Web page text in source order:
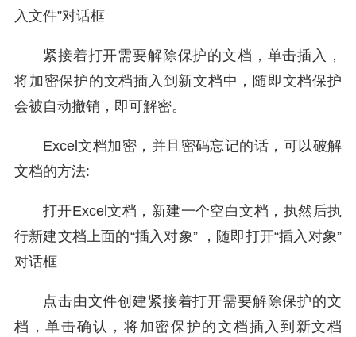
入文件”对话框
紧接着打开需要解除保护的文档，单击插入，
将加密保护的文档插入到新文档中，随即文档保护
会被自动撤销，即可解密。
Excel文档加密，并且密码忘记的话，可以破解
文档的方法:
打开Excel文档，新建一个空白文档，执然后执
行新建文档上面的“插入对象” ，随即打开“插入对象”
对话框
点击由文件创建紧接着打开需要解除保护的文
档，单击确认，将加密保护的文档插入到新文档